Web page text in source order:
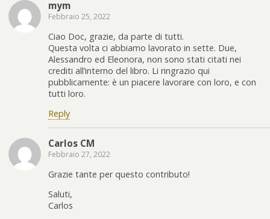
mym
Febbraio 25, 2022
Ciao Doc, grazie, da parte di tutti.
Questa volta ci abbiamo lavorato in sette. Due,
Alessandro ed Eleonora, non sono stati citati nei
crediti all’interno del libro. Li ringrazio qui
pubblicamente: è un piacere lavorare con loro, e con
tutti loro.
Reply
Carlos CM
Febbraio 27, 2022
Grazie tante per questo contributo!
Saluti,
Carlos